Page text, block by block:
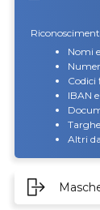
Nomi
Codici
IBAN
Targhe
Altri